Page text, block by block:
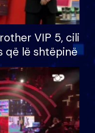
VIP 5, cili
që lë shtëpinë